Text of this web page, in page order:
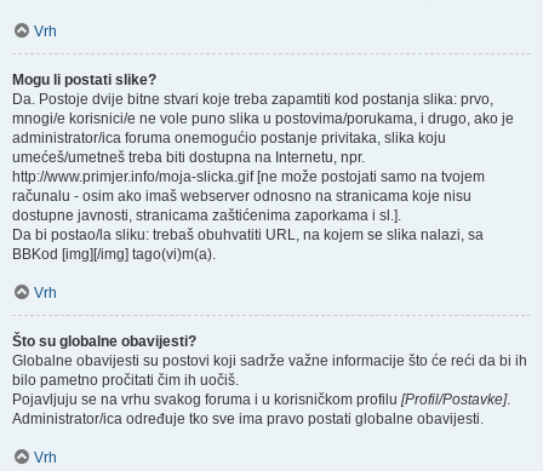
Vrh
Mogu li postati slike?
Da. Postoje dvije bitne stvari koje treba zapamtiti kod postanja slika: prvo,
mnogi/e korisnici/e ne vole puno slika u postovima/porukama, i drugo, ako je
administrator/ica foruma onemogućio postanje privitaka, slika koju
umećeš/umetneš treba biti dostupna na Internetu, npr.
http://www.primjer.info/moja-slicka.gif [ne može postojati samo na tvojem
računalu - osim ako imaš webserver odnosno na stranicama koje nisu
dostupne javnosti, stranicama zaštićenima zaporkama i sl.].
Da bi postao/la sliku: trebaš obuhvatiti URL, na kojem se slika nalazi, sa
BBKod [img][/img] tago(vi)m(a).
Vrh
Što su globalne obavijesti?
Globalne obavijesti su postovi koji sadrže važne informacije što će reći da bi ih
bilo pametno pročitati čim ih uočiš.
Pojavljuju se na vrhu svakog foruma i u korisničkom profilu [Profil/Postavke].
Administrator/ica određuje tko sve ima pravo postati globalne obavijesti.
Vrh